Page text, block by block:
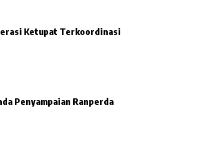
Ketupat Terkoordinasi
Penyampaian Ranperda